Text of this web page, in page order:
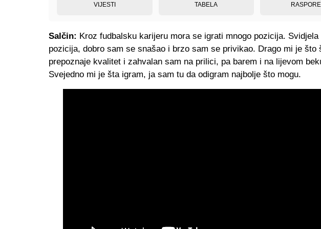
VIJESTI TABELA
Salčin: Kroz fudbalsku karijeru mora se igrati mnogo pozicija. Svidjela
pozicija, dobro sam se snašao i brzo sam se privikao. Drago mi je što
prepoznaje kvalitet i zahvalan sam na prilici, pa barem i na lijevom
Svejedno mi je šta igram, ja sam tu da odigram najbolje što mogu.